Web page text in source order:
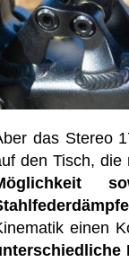
das Stereo
den Tisch, die
einen